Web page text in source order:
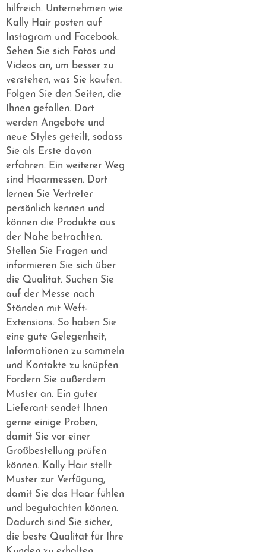
hilfreich. Unternehmen wie
Kally Hair posten auf
Instagram und Facebook.
Sehen Sie sich Fotos und
Videos an, um besser zu
verstehen, was Sie kaufen.
Folgen Sie den Seiten, die
Ihnen gefallen. Dort
werden Angebote und
neue Styles geteilt, sodass
Sie als Erste davon
erfahren. Ein weiterer Weg
sind Haarmessen. Dort
lernen Sie Vertreter
persönlich kennen und
können die Produkte aus
der Nähe betrachten.
Stellen Sie Fragen und
informieren Sie sich über
die Qualität. Suchen Sie
auf der Messe nach
Ständen mit Weft-
Extensions. So haben Sie
eine gute Gelegenheit,
Informationen zu sammeln
und Kontakte zu knüpfen.
Fordern Sie außerdem
Muster an. Ein guter
Lieferant sendet Ihnen
gerne einige Proben,
damit Sie vor einer
Großbestellung prüfen
können. Kally Hair stellt
Muster zur Verfügung,
damit Sie das Haar fühlen
und begutachten können.
Dadurch sind Sie sicher,
die beste Qualität für Ihre